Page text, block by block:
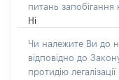
питань запобігання
Ні
Чи належите Ви до
відповідно до
протидію